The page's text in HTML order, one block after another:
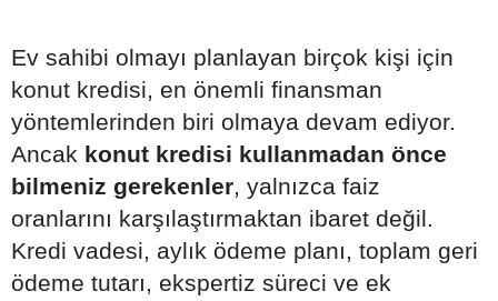
Ev sahibi olmayı planlayan birçok kişi için
konut kredisi, en önemli finansman
yöntemlerinden biri olmaya devam ediyor.
Ancak konut kredisi kullanmadan önce
bilmeniz gerekenler, yalnızca faiz
oranlarını karşılaştırmaktan ibaret değil.
Kredi vadesi, aylık ödeme planı, toplam geri
ödeme tutarı, ekspertiz süreci ve ek